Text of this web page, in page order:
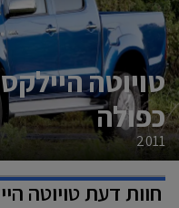
טויוטה
כפולה
2011
חוות דעתטויוטה